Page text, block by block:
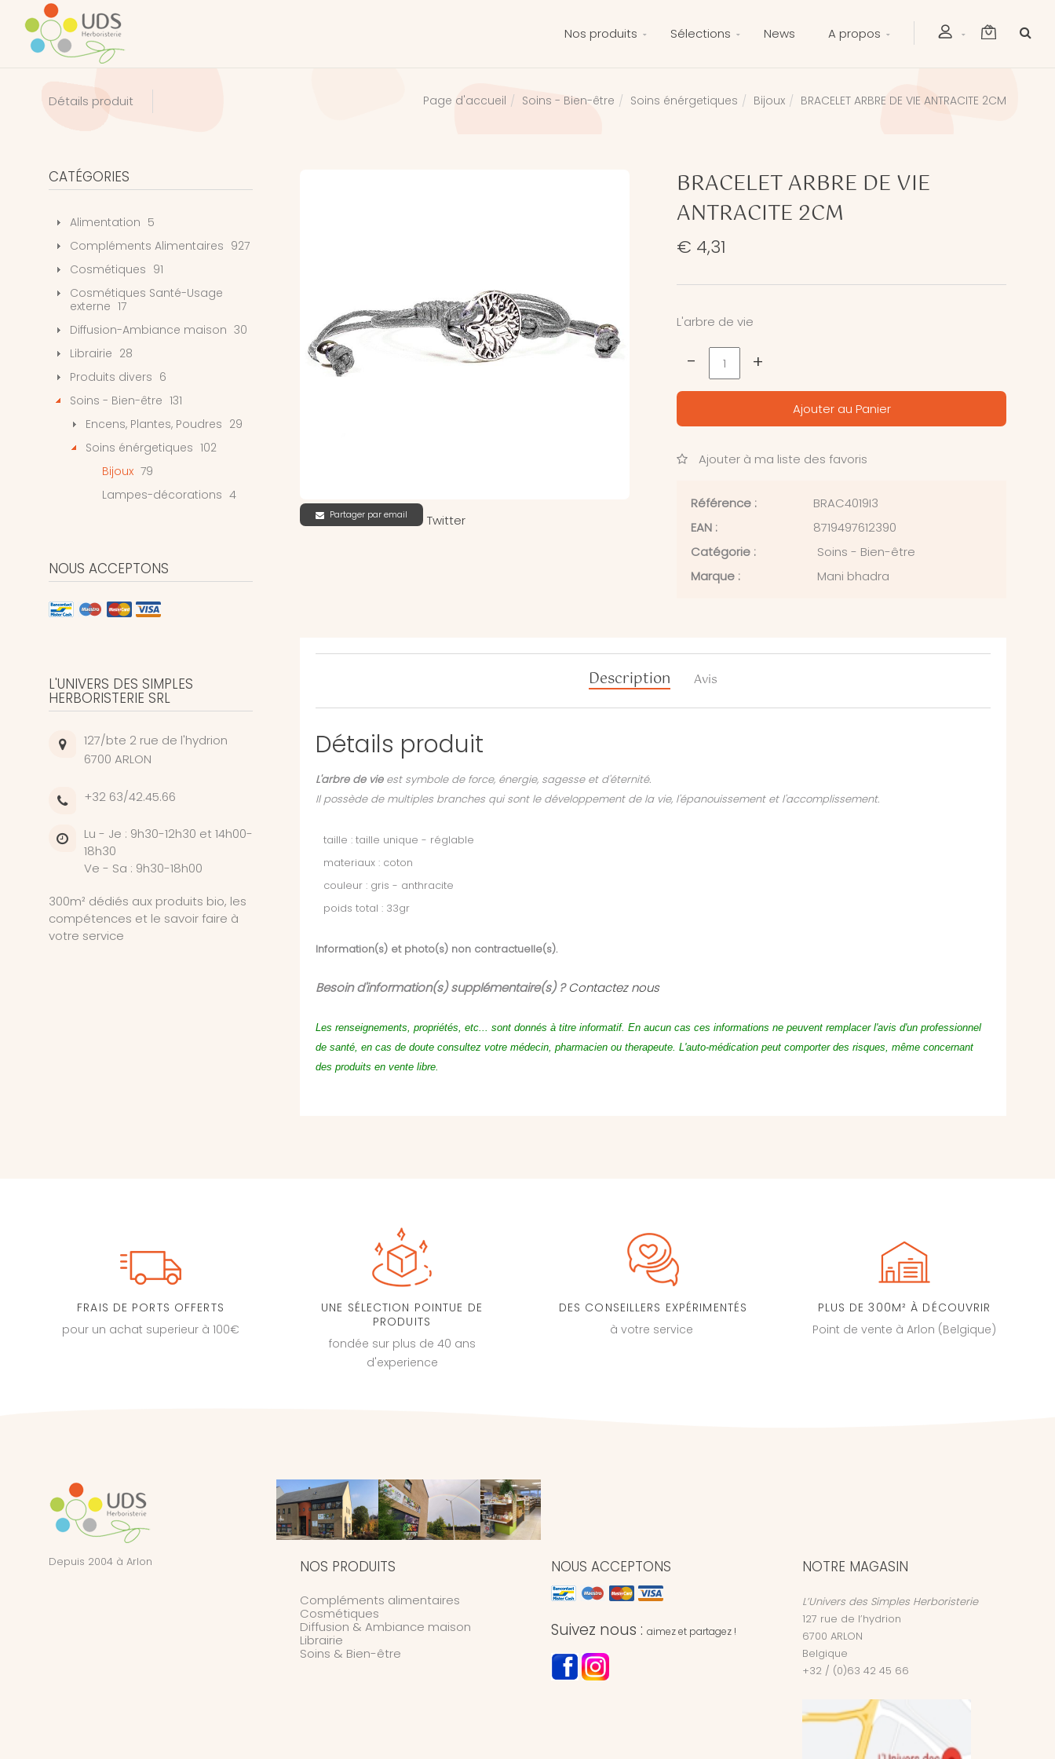
Nos produits Sélections News A propos
Détails produit Page d'accueil Soins - Bien-être Soins énérgetiques Bijoux BRACELET ARBRE DE VIE ANTRACITE 2CM
Partager par email Twitter
BRACELET ARBRE DE VIE
ANTRACITE 2CM
€ 4,31
L'arbre de vie
- +
Ajouter au Panier
Ajouter à ma liste des favoris
Référence :
BRAC4019I3
EAN :
8719497612390
Catégorie :
Soins - Bien-être
Marque :
Mani bhadra
Description Avis
Détails produit
L'arbre de vieest symbole de force, énergie, sagesse et d'éternité.
Il possède de multiples branches qui sont le développement de la vie, l'épanouissement et l'accomplissement.
taille : taille unique - réglable
materiaux : coton
couleur : gris - anthracite
poids total : 33gr
Information(s) et photo(s) non contractuelle(s).
Besoin d'information(s) supplémentaire(s) ?Contactez nous
Les renseignements, propriétés, etc... sont donnés à titre informatif. En aucun cas ces informations ne peuvent remplacer l'avis d'un professionnel
de santé, en cas de doute consultez votre médecin, pharmacien ou therapeute. L'auto-médication peut comporter des risques, même concernant
des produits en vente libre.
CATÉGORIES
Alimentation 5
Compléments Alimentaires 927
Cosmétiques 91
Cosmétiques Santé-Usage
externe 17
Diffusion-Ambiance maison 30
Librairie 28
Produits divers 6
Soins - Bien-être 131
Encens, Plantes, Poudres 29
Soins énérgetiques 102
Bijoux 79
Lampes-décorations 4
NOUS ACCEPTONS
L'UNIVERS DES SIMPLES
HERBORISTERIE SRL
127/bte 2 rue de l'hydrion
6700 ARLON
+32 63/42.45.66
Lu - Je : 9h30-12h30 et 14h00-
18h30
Ve - Sa : 9h30-18h00
300m² dédiés aux produits bio, les
compétences et le savoir faire à
votre service
FRAIS DE PORTS OFFERTS
pour un achat superieur à 100€
UNE SÉLECTION POINTUE DE
PRODUITS
fondée sur plus de 40 ans
d'experience
DES CONSEILLERS EXPÉRIMENTÉS
à votre service
PLUS DE 300M² À DÉCOUVRIR
Point de vente à Arlon (Belgique)
Depuis 2004 à Arlon NOS PRODUITS
Compléments alimentaires
Cosmétiques
Diffusion & Ambiance maison
Librairie
Soins & Bien-être
NOUS ACCEPTONS
Suivez nous : aimez et partagez !
NOTRE MAGASIN
L’Univers des Simples Herboristerie
127 rue de l’hydrion
6700 ARLON
Belgique
+32 / (0)63 42 45 66